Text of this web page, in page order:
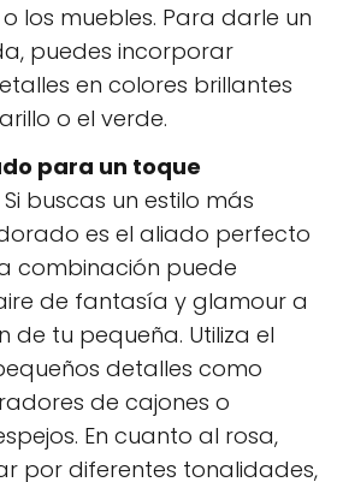
los muebles. Para darle un
puedes incorporar
en colores brillantes
o el verde.
para un toque
Si buscas un estilo más
es el aliado perfecto
combinación puede
de fantasía y glamour a
de tu pequeña. Utiliza el
detalles como
de cajones o
En cuanto al rosa,
por diferentes tonalidades,